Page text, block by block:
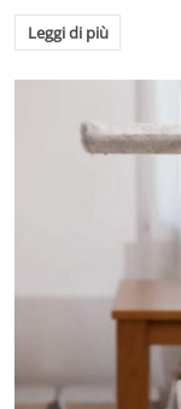
Leggi di più